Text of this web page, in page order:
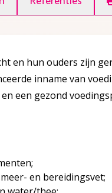
en hun ouders zijn
inname van
een gezond
opent in een nieuw
en bereidingsvet;